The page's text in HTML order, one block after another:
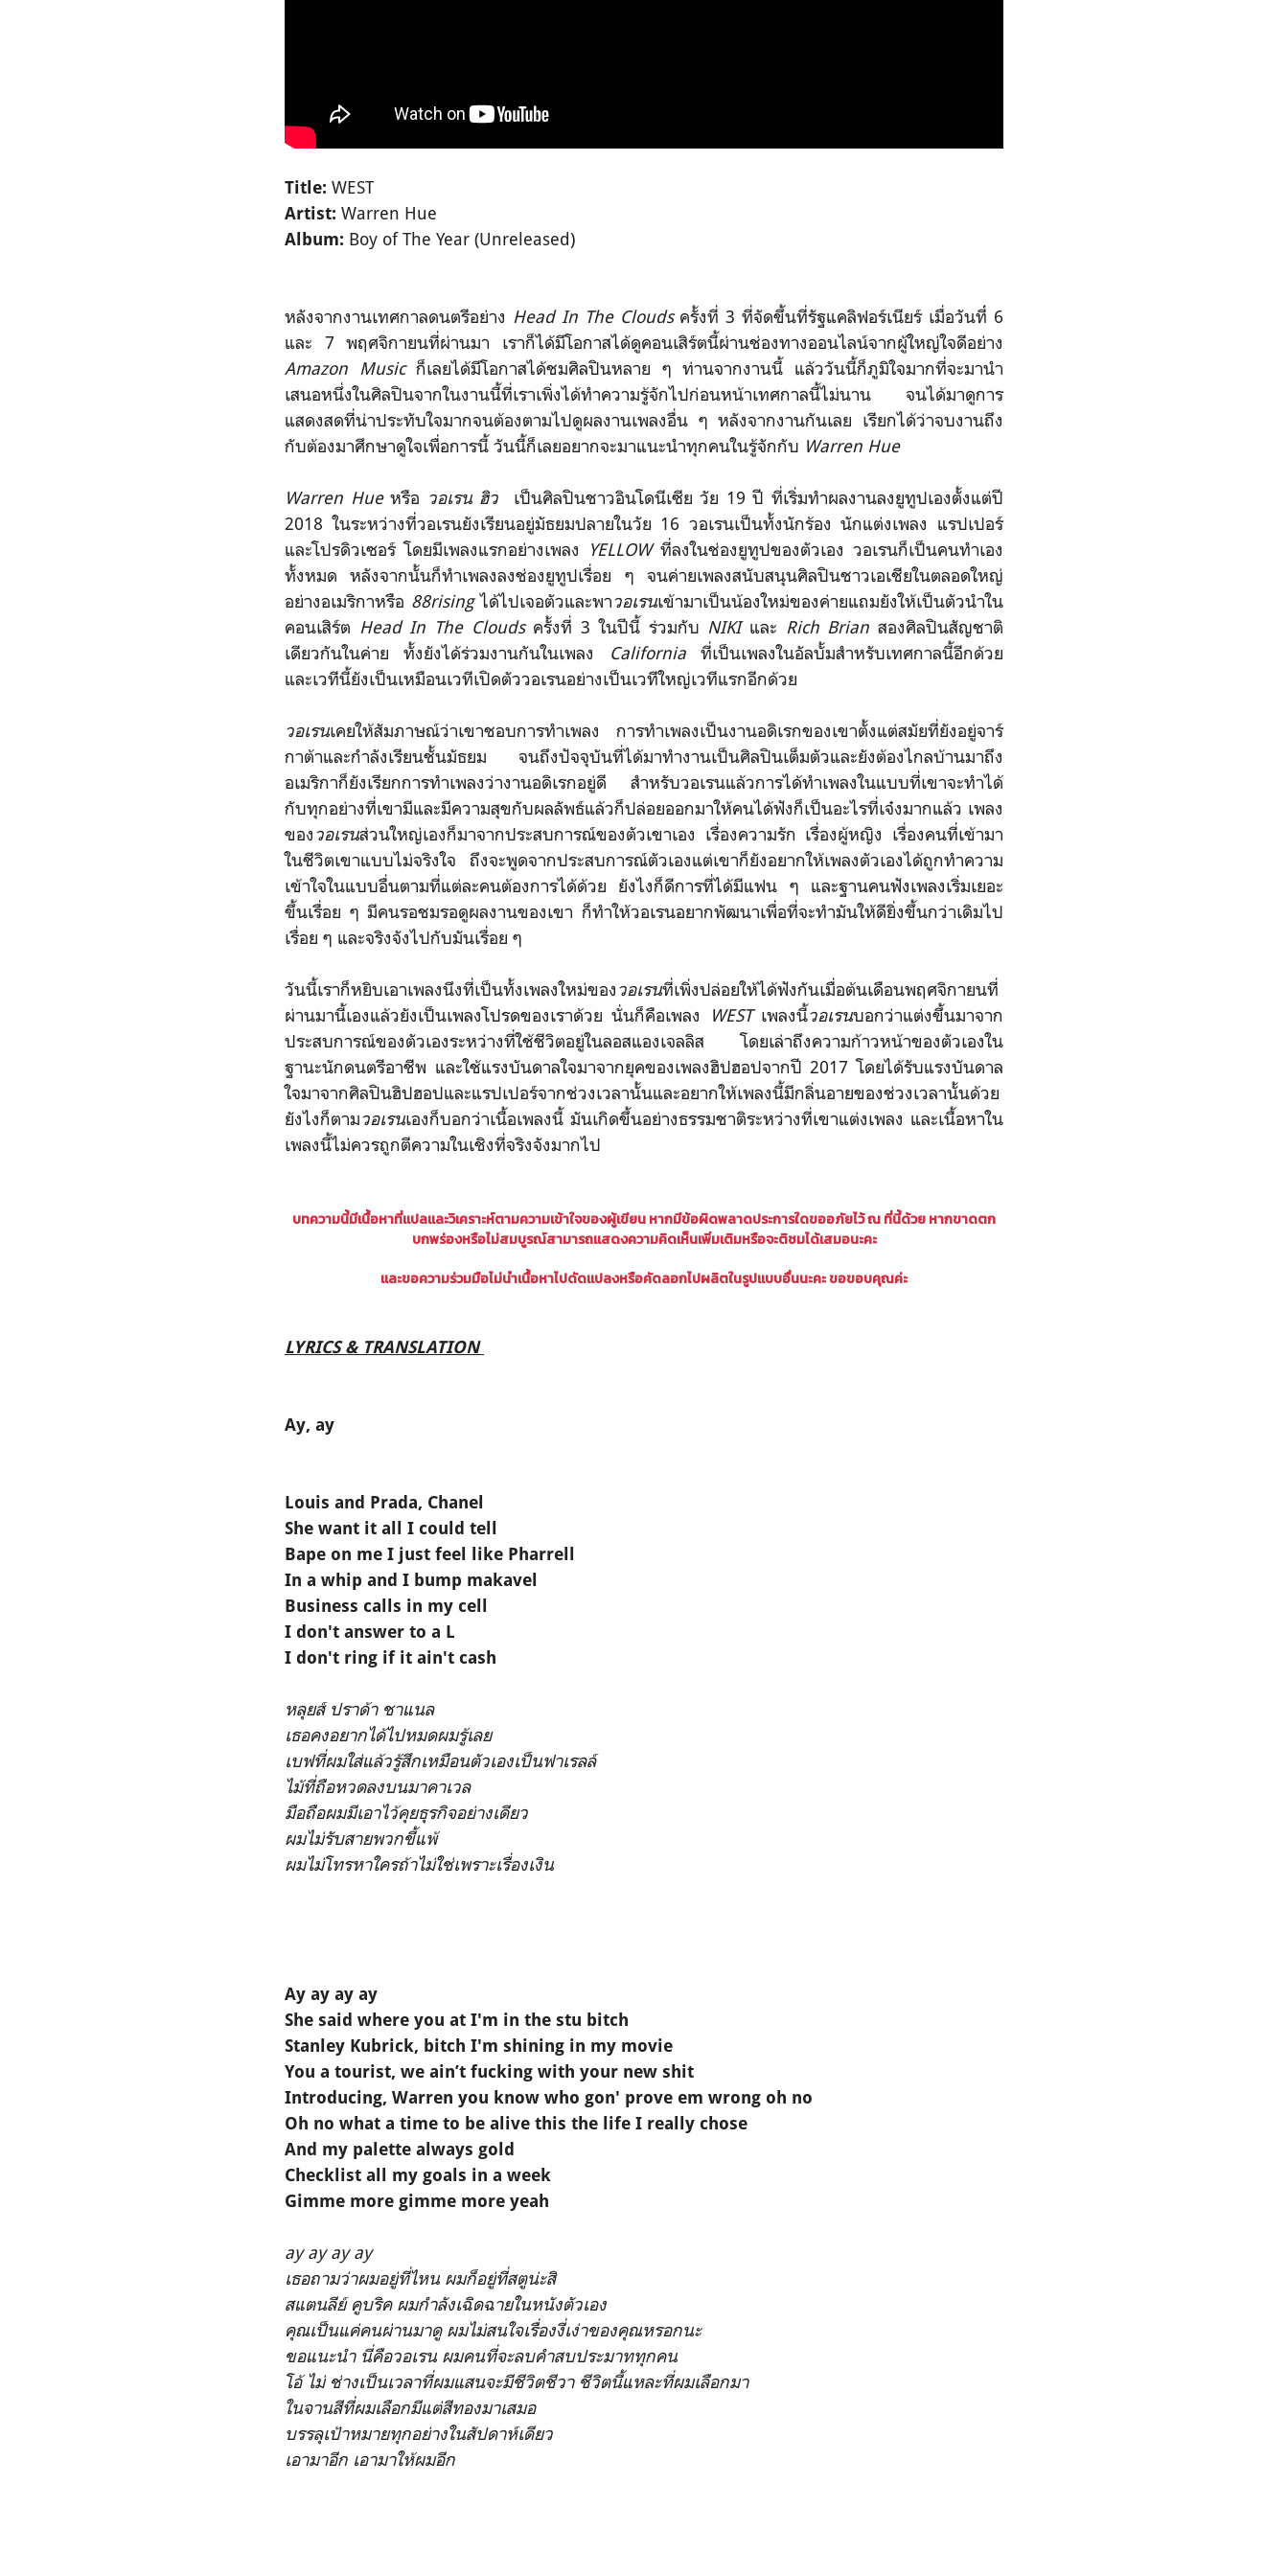
Title: WEST
Artist: Warren Hue
Album: Boy of The Year (Unreleased)
หลังจากงานเทศกาลดนตรีอย่าง Head In The Cloudsครั้งที่ 3 ที่จัดขึ้นที่รัฐแคลิฟอร์เนียร์ เมื่อวันที่่ 6
และ 7 พฤศจิกายนที่ผ่านมา เราก็ได้มีโอกาสได้ดูคอนเสิร์ตนี้ผ่านช่องทางออนไลน์จากผู้ใหญ่ใจดีอย่าง
Amazon Musicก็เลยได้มีโอกาสได้ชมศิลปินหลาย ๆ ท่านจากงานนี้ แล้ววันนี้ก็ภูมิใจมากที่จะมานำ
เสนอหนึ่งในศิลปินจากในงานนี้ที่เราเพิ่งได้ทำความรู้จักไปก่อนหน้าเทศกาลนี้ไม่นาน จนได้มาดูการ
แสดงสดที่น่าประทับใจมากจนต้องตามไปดูผลงานเพลงอื่น ๆ หลังจากงานกันเลย เรียกได้ว่าจบงานถึง
กับต้องมาศึกษาดูใจเพื่อการนี้ วันนี้ก็เลยอยากจะมาแนะนำทุกคนในรู้จักกับ Warren Hue
Warren Hueหรือ วอเรน ฮิว เป็นศิลปินชาวอินโดนีเซีย วัย 19 ปี ที่เริ่มทำผลงานลงยูทูปเองตั้งแต่ปี
2018 ในระหว่างที่วอเรนยังเรียนอยู่มัธยมปลายในวัย 16 วอเรนเป็นทั้งนักร้อง นักแต่งเพลง แรปเปอร์
และโปรดิวเซอร์ โดยมีเพลงแรกอย่างเพลง
YELLOWที่ลงในช่องยูทูปของตัวเอง วอเรนก็เป็นคนทำเอง
ทั้งหมด หลังจากนั้นก็ทำเพลงลงช่องยูทูปเรื่อย ๆ จนค่ายเพลงสนับสนุนศิลปินชาวเอเชียในตลอดใหญ่
อย่างอเมริกาหรือ 88risingได้ไปเจอตัวและพาวอเรนเข้ามาเป็นน้องใหม่ของค่ายแถมยังให้เป็นตัวนำใน
คอนเสิร์ต Head In The Cloudsครั้งที่ 3 ในปีนี้ ร่วมกับ NIKIและ Rich Brian สองศิลปินสัญชาติ
เดียวกันในค่าย ทั้งยังได้ร่วมงานกันในเพลง
Californiaที่เป็นเพลงในอัลบั้มสำหรับเทศกาลนี้อีกด้วย
และเวทีนี้ยังเป็นเหมือนเวทีเปิดตัววอเรนอย่างเป็นเวทีใหญ่เวทีแรกอีกด้วย
วอเรนเคยให้สัมภาษณ์ว่าเขาชอบการทำเพลง การทำเพลงเป็นงานอดิเรกของเขาตั้งแต่สมัยที่ยังอยู่จาร์
กาต้าและกำลังเรียนชั้นมัธยม จนถึงปัจจุบันที่ได้มาทำงานเป็นศิลปินเต็มตัวและยังต้องไกลบ้านมาถึง
อเมริกาก็ยังเรียกการทำเพลงว่างานอดิเรกอยู่ดี สำหรับวอเรนแล้วการได้ทำเพลงในแบบที่เขาจะทำได้
กับทุกอย่างที่เขามีและมีความสุขกับผลลัพธ์แล้วก็ปล่อยออกมาให้คนได้ฟังก็เป็นอะไรที่เจ๋งมากแล้ว เพลง
ของวอเรนส่วนใหญ่เองก็มาจากประสบการณ์ของตัวเขาเอง เรื่องความรัก เรื่องผู้หญิง เรื่องคนที่เข้ามา
ในชีวิตเขาแบบไม่จริงใจ ถึงจะพูดจากประสบการณ์ตัวเองแต่เขาก็ยังอยากให้เพลงตัวเองได้ถูกทำความ
เข้าใจในแบบอื่นตามที่แต่ละคนต้องการได้ด้วย ยังไงก็ดีการที่ได้มีแฟน ๆ และฐานคนฟังเพลงเริ่มเยอะ
ขึ้นเรื่อย ๆ มีคนรอชมรอดูผลงานของเขา ก็ทำให้วอเรนอยากพัฒนาเพื่อที่จะทำมันให้ดียิ่งขึ้นกว่าเดิมไป
เรื่อย ๆ และจริงจังไปกับมันเรื่อย ๆ
วันนี้เราก็หยิบเอาเพลงนึงที่เป็นทั้งเพลงใหม่ของวอเรนที่เพิ่งปล่อยให้ได้ฟังกันเมื่อต้นเดือนพฤศจิกายนที่
ผ่านมานี้เองแล้วยังเป็นเพลงโปรดของเราด้วย นั่นก็คือเพลง
WEST เพลงนี้วอเรนบอกว่าแต่งขึ้นมาจาก
ประสบการณ์ของตัวเองระหว่างที่ใช้ชีวิตอยู่ในลอสแองเจลลิส โดยเล่าถึงความก้าวหน้าของตัวเองใน
ฐานะนักดนตรีอาชีพ และใช้แรงบันดาลใจมาจากยุคของเพลงฮิปฮอปจากปี 2017 โดยได้รับแรงบันดาล
ใจมาจากศิลปินฮิปฮอปและแรปเปอร์จากช่วงเวลานั้นและอยากให้เพลงนี้มีกลิ่นอายของช่วงเวลานั้นด้วย
ยังไงก็ตามวอเรนเองก็บอกว่าเนื้อเพลงนี้ มันเกิดขึ้นอย่างธรรมชาติระหว่างที่เขาแต่งเพลง และเนื้อหาใน
เพลงนี้ไม่ควรถูกตีความในเชิงที่จริงจังมากไป
บทความนี้มีเนื้อหาที่แปลและวิเคราะห์ตามความเข้าใจของผู้เขียนหากมีข้อผิดพลาดประการใดขออภัยไว้ ณ ที่นี้ด้วยหากขาดตก
บกพร่องหรือไม่สมบูรณ์สามารถแสดงความคิดเห็นเพิ่มเติมหรือจะติชมได้เสมอนะคะ
และขอความร่วมมือไม่นำเนื้อหาไปดัดแปลงหรือคัดลอกไปผลิตในรูปแบบอื่นนะคะ ขอขอบคุณค่ะ
LYRICS & TRANSLATION
Ay, ay
Louis and Prada, Chanel
She want it all I could tell
Bape on me I just feel like Pharrell
In a whip and I bump makavel
Business calls in my cell
I don't answer to a L
I don't ring if it ain't cash
หลุยส์ ปราด้า ชาแนล
เธอคงอยากได้ไปหมดผมรู้เลย
เบฟที่ผมใส่แล้วรู้สึกเหมือนตัวเองเป็นฟาเรลล์
ไม้ที่ถือหวดลงบนมาคาเวล
มือถือผมมีเอาไว้คุยธุรกิจอย่างเดียว
ผมไม่รับสายพวกขี้แพ้
ผมไม่โทรหาใครถ้าไม่ใช่เพราะเรื่องเงิน
Ay ay ay ay
She said where you at I'm in the stu bitch
Stanley Kubrick, bitch I'm shining in my movie
You a tourist, we ain’t fucking with your new shit
Introducing, Warren you know who gon' prove em wrong oh no
Oh no what a time to be alive this the life I really chose
And my palette always gold
Checklist all my goals in a week
Gimme more gimme more yeah
ay ay ay ay
เธอถามว่าผมอยู่ที่ไหน ผมก็อยู่ที่สตูน่ะสิ
สแตนลีย์ คูบริค ผมกำลังเฉิดฉายในหนังตัวเอง
คุณเป็นแค่คนผ่านมาดู ผมไม่สนใจเรื่องงี่เง่าของคุณหรอกนะ
ขอแนะนำ นี่คือวอเรน ผมคนที่จะลบคำสบประมาททุกคน
โอ้ ไม่ ช่างเป็นเวลาที่ผมแสนจะมีชีวิตชีวา ชีวิตนี้แหละที่ผมเลือกมา
ในจานสีที่ผมเลือกมีแต่สีทองมาเสมอ
บรรลุเป้าหมายทุกอย่างในสัปดาห์เดียว
เอามาอีก เอามาให้ผมอีก